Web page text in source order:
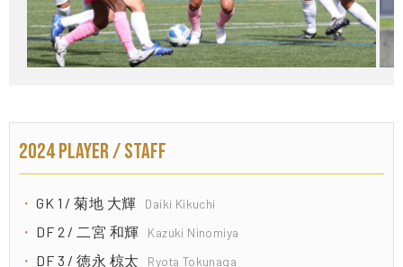
2024 PLAYER / STAFF
GK 1 / 菊地 大輝 Daiki Kikuchi
DF 2 / 二宮 和輝 Kazuki Ninomiya
DF 3 / 徳永 椋太 Ryota Tokunaga